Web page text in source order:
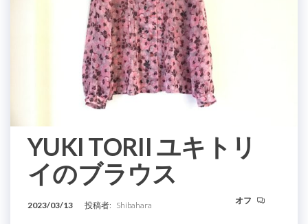
YUKI TORII ユキトリ
イのブラウス
2023/03/13 投稿者: Shibahara オフ